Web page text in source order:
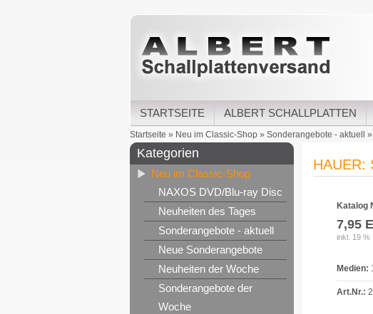
STARTSEITE ALBERT SCHALLPLATTEN
Startseite » Neu im Classic-Shop » Sonderangebote - aktuell »
Kategorien
Neu im Classic-Shop
NAXOS DVD/Blu-ray Disc
Neuheiten des Tages
Sonderangebote - aktuell
Neue Sonderangebote
Neuheiten der Woche
Sonderangebote der
Woche
HAUER:
Katalog
7,95
inkl. 19 %
Medien:
Art.Nr.: